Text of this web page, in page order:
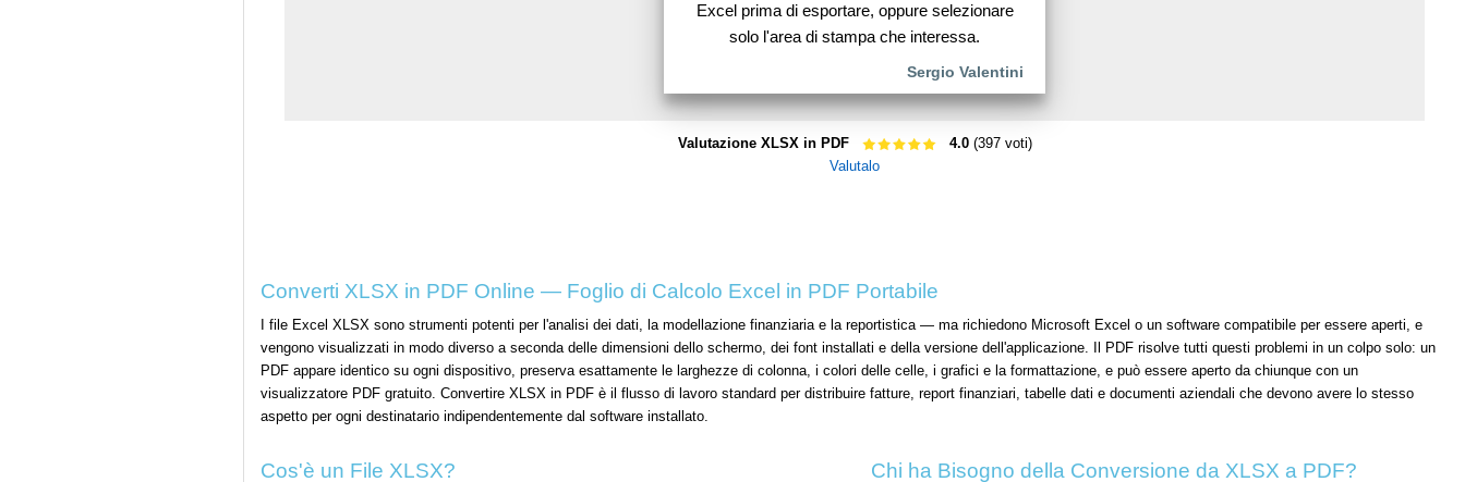
Excel prima di esportare, oppure selezionare
solo l'area di stampa che interessa.
Sergio Valentini
Valutazione XLSX in PDF 4.0(397 voti)
Valutalo
Converti XLSX in PDF Online — Foglio di Calcolo Excel in PDF Portabile
I file Excel XLSX sono strumenti potenti per l'analisi dei dati, la modellazione finanziaria e la reportistica — ma richiedono Microsoft Excel o un software compatibile per essere aperti, e
vengono visualizzati in modo diverso a seconda delle dimensioni dello schermo, dei font installati e della versione dell'applicazione. Il PDF risolve tutti questi problemi in un colpo solo: un
PDF appare identico su ogni dispositivo, preserva esattamente le larghezze di colonna, i colori delle celle, i grafici e la formattazione, e può essere aperto da chiunque con un
visualizzatore PDF gratuito. Convertire XLSX in PDF è il flusso di lavoro standard per distribuire fatture, report finanziari, tabelle dati e documenti aziendali che devono avere lo stesso
aspetto per ogni destinatario indipendentemente dal software installato.
Cos'è un File XLSX? Chi ha Bisogno della Conversione da XLSX a PDF?